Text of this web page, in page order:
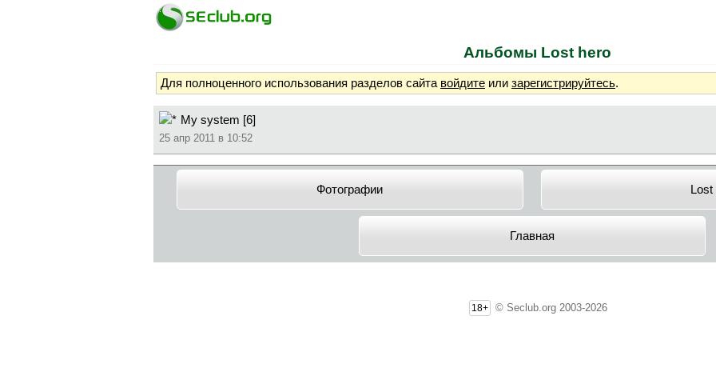
Альбомы Lost hero
Для полноценного использования разделов сайта войдите или зарегистрируйтесь.
My system [6]
25 апр 2011 в 10:52
Фотографии Lost
Главная
18+ © Seclub.org 2003-2026